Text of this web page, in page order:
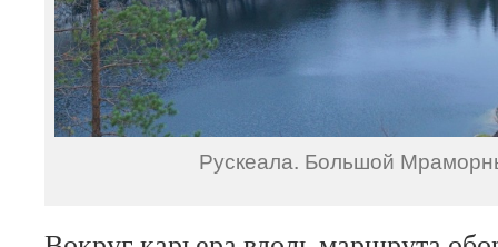
Рускеала. Большой